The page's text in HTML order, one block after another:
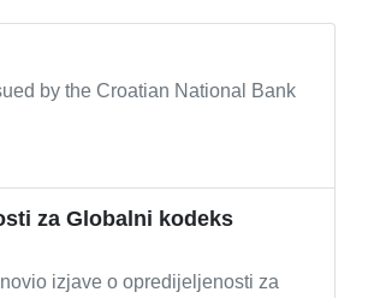
by the Croatian National Bank
za Globalni kodeks
izjave o opredijeljenosti za